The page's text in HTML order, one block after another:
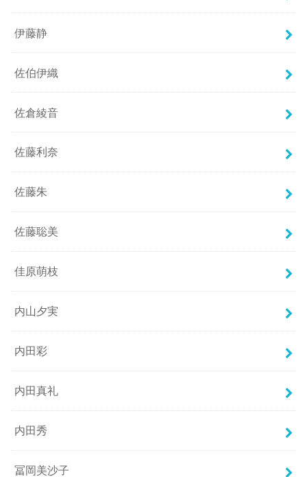
伊藤静
佐伯伊織
佐倉綾音
佐藤利奈
佐藤朱
佐藤聡美
佳原萌枝
内山夕実
内田彩
内田真礼
内田秀
冨岡美沙子